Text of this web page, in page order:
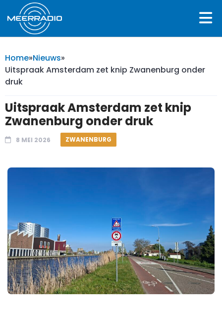
Home»Nieuws»
Uitspraak Amsterdam zet knip Zwanenburg onder
druk
Uitspraak Amsterdam zet knip
Zwanenburg onder druk
8 MEI 2026 ZWANENBURG